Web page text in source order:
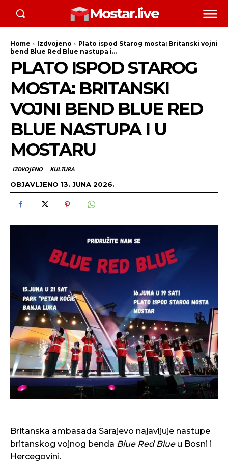
Mostar.live
Home Izdvojeno
Plato ispod Starog mosta: Britanski vojni
bend Blue Red Blue nastupa i...
PLATO ISPOD STAROG
MOSTA: BRITANSKI
VOJNI BEND BLUE RED
BLUE NASTUPA I U
MOSTARU
IZDVOJENO KULTURA
OBJAVLJENO 13. JUNA 2026.
Britanska ambasada Sarajevo najavljuje nastupe
britanskog vojnog benda Blue Red Blueu Bosni i
Hercegovini.